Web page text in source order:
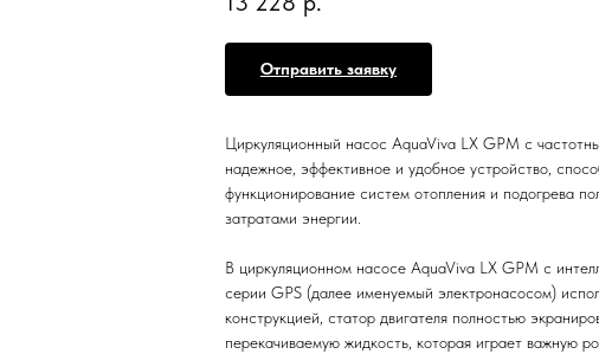
Отправить заявку
Циркуляционный насос AquaViva LX GPM с
надежное, эффективное и удобное устройство,
функционирование систем отопления и подогрева
затратами энергии.
В циркуляционном насосе AquaViva LX GPM с
серии GPS (далее именуемый электронасосом)
конструкцией, статор двигателя полностью
перекачиваемую жидкость, которая играет важную